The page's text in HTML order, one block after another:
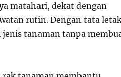
matahari, dekat dengan
rutin. Dengan tata
jenis tanaman tanpa